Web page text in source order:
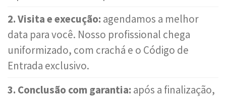
2. Visita e execução: agendamos a melhor
data para você. Nosso profissional chega
uniformizado, com crachá e o Código de
Entrada exclusivo.
3. Conclusão com garantia: após a finalização,